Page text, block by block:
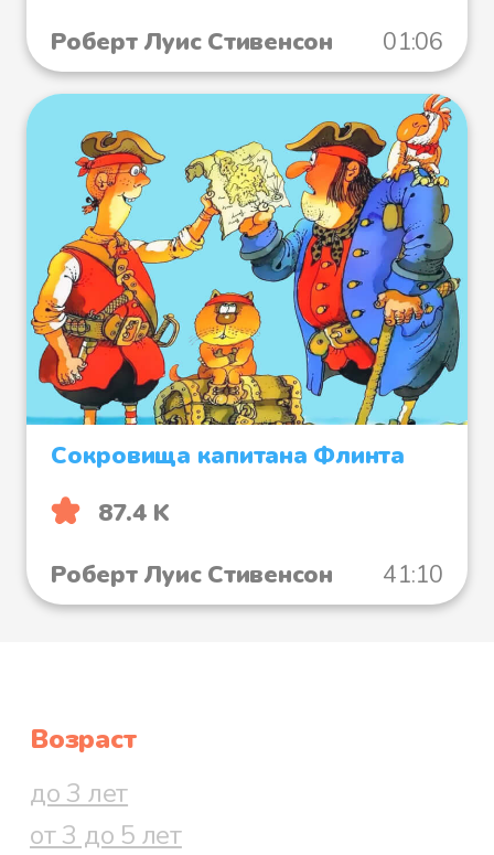
Роберт Луис Стивенсон
01:06
Сокровища капитана Флинта
87.4 K
Роберт Луис Стивенсон
41:10
Возраст
до 3 лет
от 3 до 5 лет